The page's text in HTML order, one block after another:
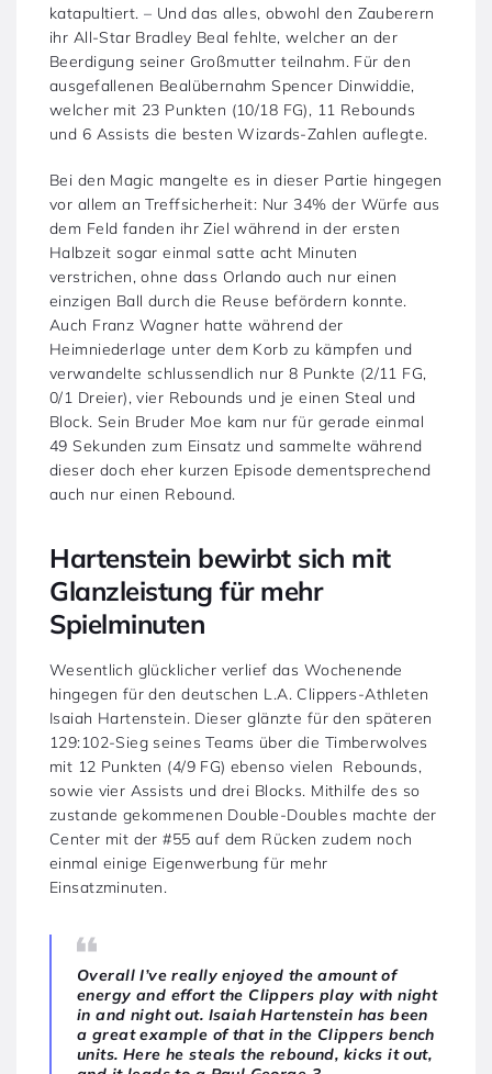
katapultiert. – Und das alles, obwohl den Zauberern
ihr All-Star Bradley Beal fehlte, welcher an der
Beerdigung seiner Großmutter teilnahm. Für den
ausgefallenen Bealübernahm Spencer Dinwiddie,
welcher mit 23 Punkten (10/18 FG), 11 Rebounds
und 6 Assists die besten Wizards-Zahlen auflegte.
Bei den Magic mangelte es in dieser Partie hingegen
vor allem an Treffsicherheit: Nur 34% der Würfe aus
dem Feld fanden ihr Ziel während in der ersten
Halbzeit sogar einmal satte acht Minuten
verstrichen, ohne dass Orlando auch nur einen
einzigen Ball durch die Reuse befördern konnte.
Auch Franz Wagner hatte während der
Heimniederlage unter dem Korb zu kämpfen und
verwandelte schlussendlich nur 8 Punkte (2/11 FG,
0/1 Dreier), vier Rebounds und je einen Steal und
Block. Sein Bruder Moe kam nur für gerade einmal
49 Sekunden zum Einsatz und sammelte während
dieser doch eher kurzen Episode dementsprechend
auch nur einen Rebound.
Hartenstein bewirbt sich mit
Glanzleistung für mehr
Spielminuten
Wesentlich glücklicher verlief das Wochenende
hingegen für den deutschen L.A. Clippers-Athleten
Isaiah Hartenstein. Dieser glänzte für den späteren
129:102-Sieg seines Teams über die Timberwolves
mit 12 Punkten (4/9 FG) ebenso vielen Rebounds,
sowie vier Assists und drei Blocks. Mithilfe des so
zustande gekommenen Double-Doubles machte der
Center mit der #55 auf dem Rücken zudem noch
einmal einige Eigenwerbung für mehr
Einsatzminuten.
Overall I’ve really enjoyed the amount of
energy and effort the Clippers play with night
in and night out. Isaiah Hartenstein has been
a great example of that in the Clippers bench
units. Here he steals the rebound, kicks it out,